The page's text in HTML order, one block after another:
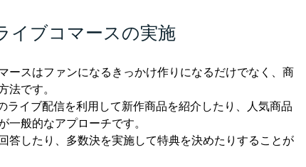
イブコマースの実施
ースはファンになるきっかけ作りになるだけでなく、商
法です。
ライブ配信を利用して新作商品を紹介したり、人気商品
一般的なアプローチです。
答したり、多数決を実施して特典を決めたりすることが